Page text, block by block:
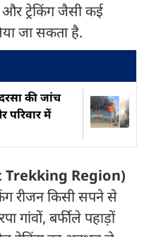
और ट्रेकिंग जैसी कई
जा सकता है.
की जांच
में
Trekking Region)
रीजन किसी सपने से
बर्फीले पहाड़ों